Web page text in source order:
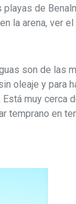
de
la arena, ver
son de las
oleaje y
muy
en